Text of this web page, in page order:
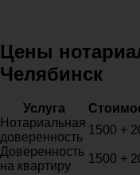
Цены
Челябинск
Услуга
Нотариальная
доверенность
1500 +
Доверенность
на квартиру
1500 +